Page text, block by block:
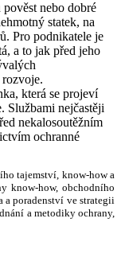
nebo dobré
statek, na
Pro podnikatele je
a to jak před jeho
která se projeví
Službami nejčastěji
nekalosoutěžním
ochranné
tajemství, know-how a
know-how, obchodního
a poradenství ve strategii
a metodiky ochrany,